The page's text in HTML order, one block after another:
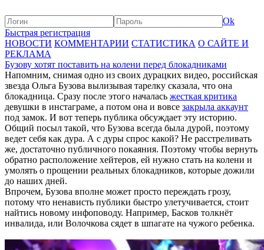
Ok
Быстрая регистрация
НОВОСТИ КОММЕНТАРИИ СТАТИСТИКА О САЙТЕ И
РЕКЛАМА
Бузову хотят поставить на колени перед блокадниками
Напомним, снимая одно из своих дурацких видео, российская
звезда Ольга Бузова вылизывая тарелку сказала, что она
блокадница. Сразу после этого началась жесткая критика
девушки в инстаграме, а потом она и вовсе закрыла аккаунт
под замок. И вот теперь публика обсуждает эту историю.
Общий посыл такой, что Бузова всегда была дурой, поэтому
ведет себя как дура. А с дуры спрос какой? Не расстреливать
же, достаточно публичного покаяния. Поэтому чтобы вернуть
обратно расположение хейтеров, ей нужно стать на колени и
умолять о прощении реальных блокадников, которые дожили
до наших дней.
Впрочем, Бузова вполне может просто переждать грозу,
потому что ненависть публики быстро улетучивается, стоит
найтись новому инфоповоду. Например, Басков толкнёт
инвалида, или Волочкова сядет в шпагате на чужого ребенка.